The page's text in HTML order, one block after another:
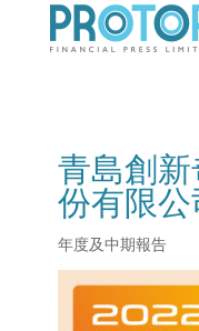
青島創
份有限公
年度及中期報告